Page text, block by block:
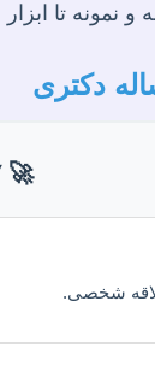
تا ابزار
دکتری
🚀 ۷ گام اساسی در انجام رساله دکتری 🚀
شخصی.